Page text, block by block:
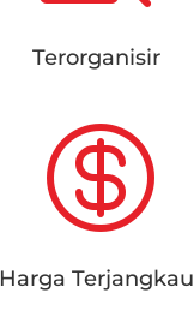
Terorganisir

Harga Terjangkau